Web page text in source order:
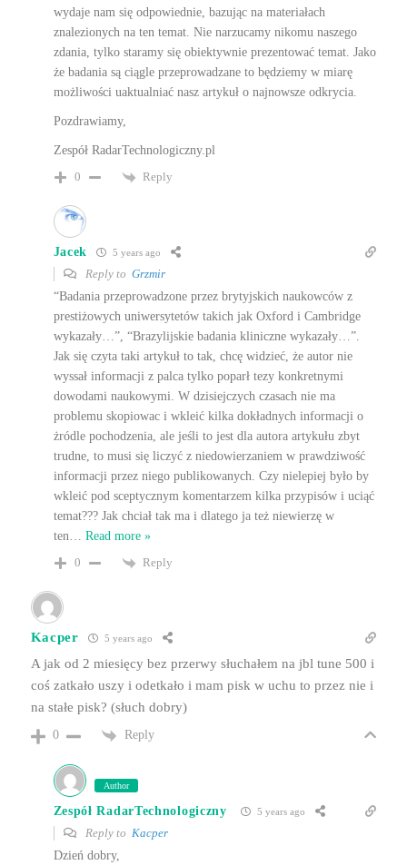
wydaje nam się odpowiednie, bazując na materiałach
znalezionych na ten temat. Nie narzucamy nikomu naszego
zdania, tylko staramy się obiektywnie prezentować temat. Jako
że badania są ciągle przeprowadzane to będziemy w miarę
możliwości uaktualniać nasz artykuł o najnowsze odkrycia.
Pozdrawiamy,
Zespół RadarTechnologiczny.pl
0
Reply
Jacek 5 years ago
Reply to Grzmir
“Badania przeprowadzone przez brytyjskich naukowców z
prestiżowych uniwersytetów takich jak Oxford i Cambridge
wykazały…”, “Brazylijskie badania kliniczne wykazały…”.
Jak się czyta taki artykuł to tak, chcę widzieć, że autor nie
wyssał informacji z palca tylko poparł tezy konkretnymi
dowodami naukowymi. W dzisiejczych czasach nie ma
problemu skopiowac i wkleić kilka dokładnych informacji o
żródle pochodzenia, ale jeśli to jest dla autora artykułu zbyt
trudne, to musi się liczyć z niedowierzaniem w prawdziwość
informacji przez niego publikowanych. Czy nielepiej było by
wkleić pod sceptycznym komentarzem kilka przypisów i uciąć
temat??? Jak chciał tak ma i dlatego ja też niewierzę w
ten
Read more »
0
Reply
Kacper 5 years ago
A jak od 2 miesięcy bez przerwy słuchałem na jbl tune 500 i
coś zatkało uszy i odetkało i mam pisk w uchu to przez nie i
na stałe pisk? (słuch dobry)
0 Reply
Author
Zespół RadarTechnologiczny 5 years ago
Reply to Kacper
Dzień dobry,